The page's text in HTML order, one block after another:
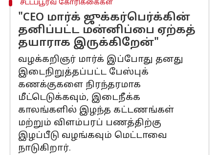
சட்டப்பூர்வ கோரிக்கைகள்
"CEO மார்க் ஜுக்கர்பெர்க்கின்
தனிப்பட்ட மன்னிப்பை ஏற்கத்
தயாராக இருக்கிறேன்"
வழக்கறிஞர் மார்க் இப்போது தனது
இடைநிறுத்தப்பட்ட பேஸ்புக்
கணக்குகளை நிரந்தரமாக
மீட்டெடுக்கவும், இடைநீக்க
காலங்களில் இழந்த கட்டணங்கள்
மற்றும் விளம்பரப் பணத்திற்கு
இழப்பீடு வழங்கவும் மெட்டாவை
நாடுகிறார்.